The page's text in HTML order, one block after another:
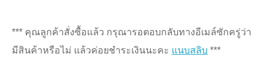
The
*** คุณลูกค้าสั่งซื้อแล้ว กรุณารอตอบกลับทางอีเมล์ซักครู่ว่า
มีสินค้าหรือไม่ แล้วค่อยชำระเงินนะคะ แนบสลิบ ***